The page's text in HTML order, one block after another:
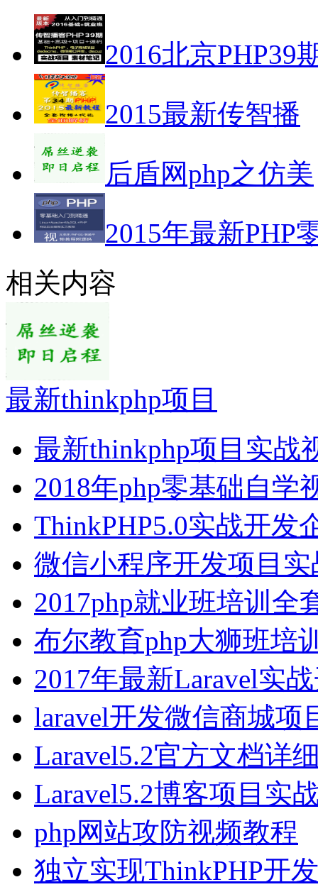
2016北京PHP39
2015最新传智播
后盾网php之仿美
2015年最新PHP
相关内容
最新thinkphp项目
最新thinkphp项目实战
2018年php零基础自学
ThinkPHP5.0实战开发
微信小程序开发项目实
2017php就业班培训全
布尔教育php大狮班培
2017年最新Laravel实
laravel开发微信商城项
Laravel5.2官方文档详
Laravel5.2博客项目实
php网站攻防视频教程
独立实现ThinkPHP开